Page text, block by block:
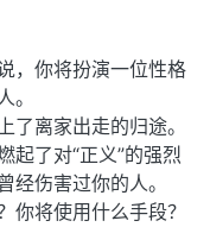
，你将扮演一位性格
。
了离家出走的归途。
起了对“正义”的强烈
经伤害过你的人。
你将使用什么手段？